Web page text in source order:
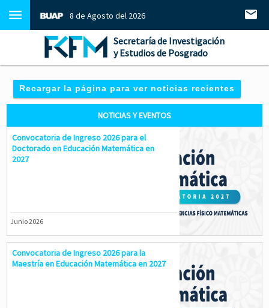
8 de Agosto del 2026
Secretaría de Investigación
y Estudios de Posgrado
Recargar la página para ver noticias recientes
NOTICIAS Y EVENTOS
Convocatoria de Ingreso 2026 para el
Doctorado en Educación Matemática en
2027
Junio 2026
Convocatoria de Ingreso 2026 para la
Maestría en Educación Matemática en 2027